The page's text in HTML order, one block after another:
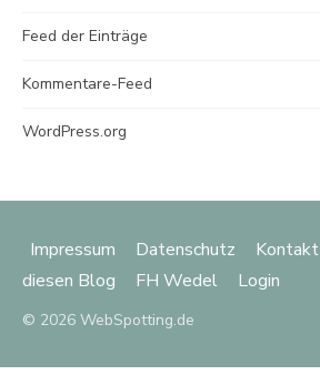
Feed der Einträge
Kommentare-Feed
WordPress.org
Impressum Datenschutz Kontakt
diesen Blog
FH Wedel Login
© 2026 WebSpotting.de